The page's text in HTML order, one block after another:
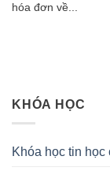
hóa đơn về...
KHÓA HỌC
Khóa học tin